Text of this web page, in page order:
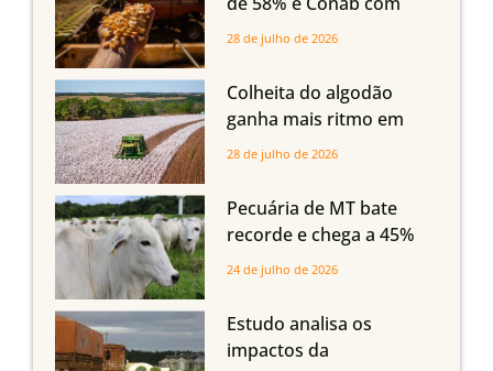
boas produtividades em
quedas em Tocantins,
Maranhão e Piauí
28 de julho de 2026
Colheita do algodão
ganha mais ritmo em
Mato Grosso, Mato
Maranhão
28 de julho de 2026
Pecuária de MT bate
recorde e chega a 45%
dos bovinos abatidos
24 de julho de 2026
Estudo analisa os
impactos da